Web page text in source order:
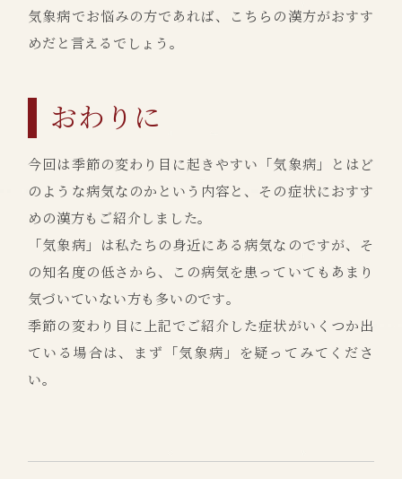
気象病でお悩みの方であれば、こちらの漢方がおすす
めだと言えるでしょう。
おわりに
今回は季節の変わり目に起きやすい「気象病」とはど
のような病気なのかという内容と、その症状におすす
めの漢方もご紹介しました。
「気象病」は私たちの身近にある病気なのですが、そ
の知名度の低さから、この病気を患っていてもあまり
気づいていない方も多いのです。
季節の変わり目に上記でご紹介した症状がいくつか出
ている場合は、まず「気象病」を疑ってみてくださ
い。